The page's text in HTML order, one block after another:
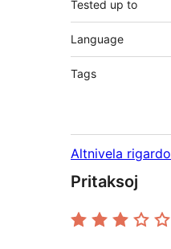
Tested up to
Language
Tags
Altnivela rigardo
Pritaksoj